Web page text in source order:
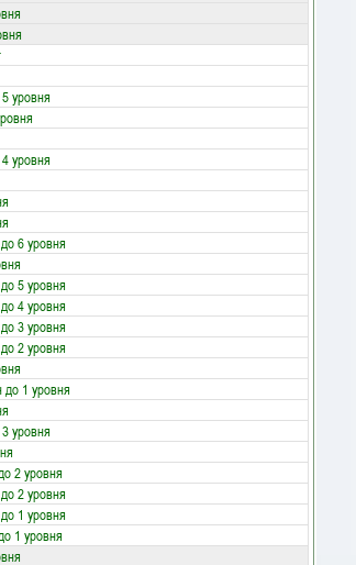
уровня
уровня
6 уровня
5 уровня
4 уровня
3 уровня
2 уровня
1 уровня
уровня
2 уровня
2 уровня
1 уровня
1 уровня